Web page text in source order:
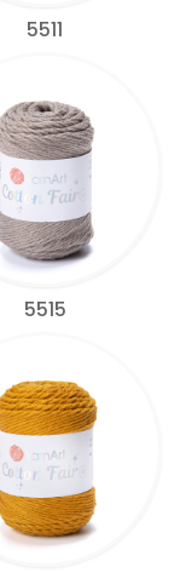
5511
5515